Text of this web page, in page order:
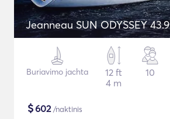
Jeanneau SUN ODYSSEY 43.9
Buriavimo jachta
12 ft
4 m
10
$602/naktinis